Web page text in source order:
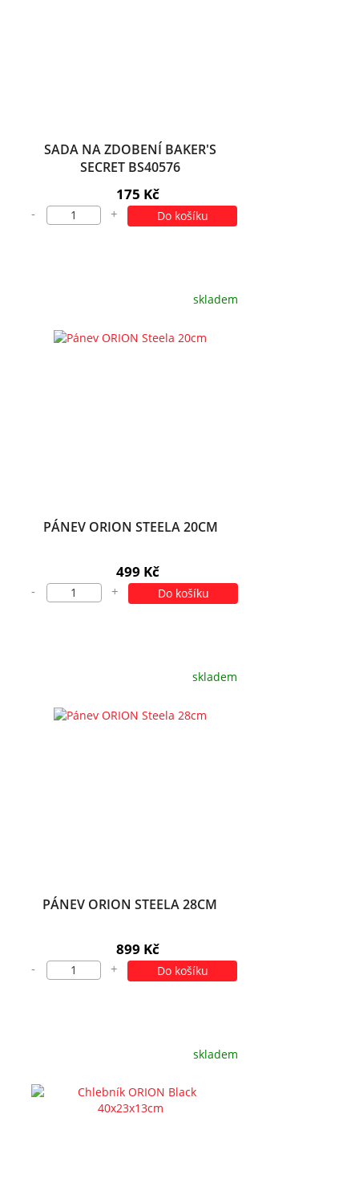
SADA NA ZDOBENÍ BAKER'S
SECRET BS40576
175 Kč
- + Do košíku
skladem
PÁNEV ORION STEELA 20CM
499 Kč
- + Do košíku
skladem
PÁNEV ORION STEELA 28CM
899 Kč
- + Do košíku
skladem